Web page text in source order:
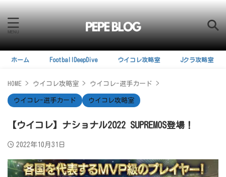
ホーム FootballDeepDive ウイコレ攻略室 Jクラ攻略室
HOME > ウイコレ攻略室 > ウイコレ-選手カード >
ウイコレ-選手カード ウイコレ攻略室
【ウイコレ】ナショナル2022 SUPREMOS登場！
2022年10月31日